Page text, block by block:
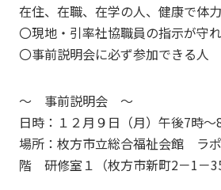
在住、在職、在学の人、健康で体
〇現地・引率社協職員の指示が守
〇事前説明会に必ず参加できる人
～ 事前説明会 ～
日時：１２月９日（月）午後7時～
場所：枚方市立総合福祉会館 ラ
階 研修室１（枚方市新町2－1－35